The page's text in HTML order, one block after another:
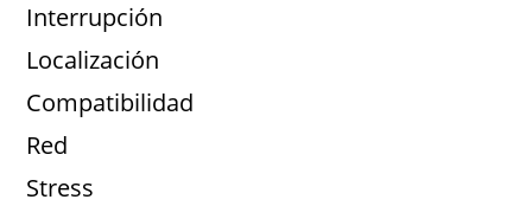
Interrupción
Localización
Compatibilidad
Red
Stress